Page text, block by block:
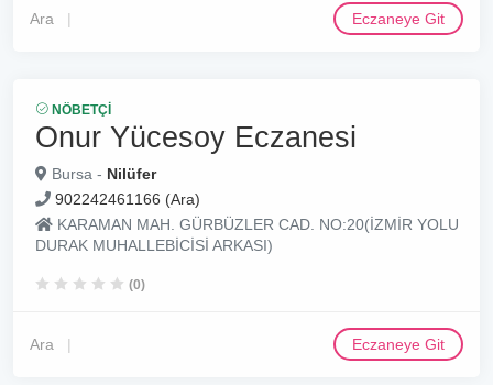
Ara Eczaneye Git
NÖBETÇI
Onur Yücesoy Eczanesi
Bursa - Nilüfer
902242461166 (Ara)
KARAMAN MAH. GÜRBÜZLER CAD. NO:20(İZMİR YOLU
DURAK MUHALLEBİCİSİ ARKASI)
(0)
Ara Eczaneye Git